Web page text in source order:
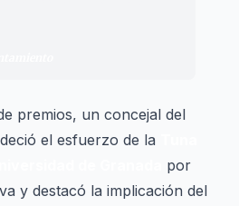
premios, un concejal del
el esfuerzo de la
por
y destacó la implicación del